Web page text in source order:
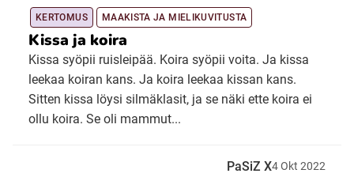
KERTOMUS MAAKISTA JA MIELIKUVITUSTA
Kissa ja koira
Kissa syöpii ruisleipää. Koira syöpii voita. Ja kissa
leekaa koiran kans. Ja koira leekaa kissan kans.
Sitten kissa löysi silmäklasit, ja se näki ette koira ei
ollu koira. Se oli mammut...
PaSiZ X4Okt 2022